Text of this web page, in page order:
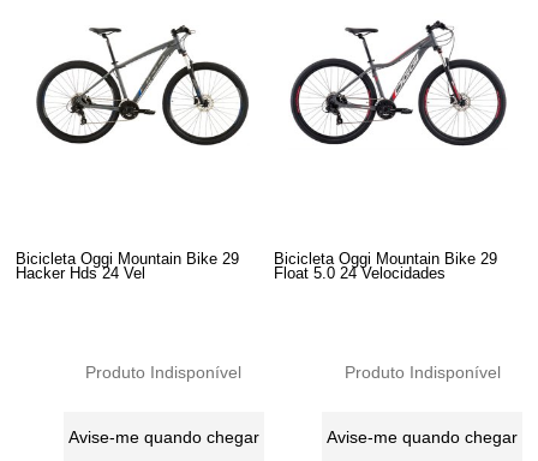
Bicicleta Oggi Mountain Bike 29
Hacker Hds 24 Vel
Produto Indisponível
Avise-me quando chegar
Bicicleta Oggi Mountain Bike 29
Float 5.0 24 Velocidades
Produto Indisponível
Avise-me quando chegar